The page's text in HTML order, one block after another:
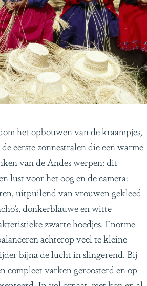
het opbouwen van de kraampjes,
eerste zonnestralen die een warme
van de Andes werpen: dit
lust voor het oog en de camera:
uitpuilend van vrouwen gekleed
donkerblauwe en witte
zwarte hoedjes. Enorme
achterop veel te kleine
bijna de lucht in slingerend. Bij
compleet varken geroosterd en op